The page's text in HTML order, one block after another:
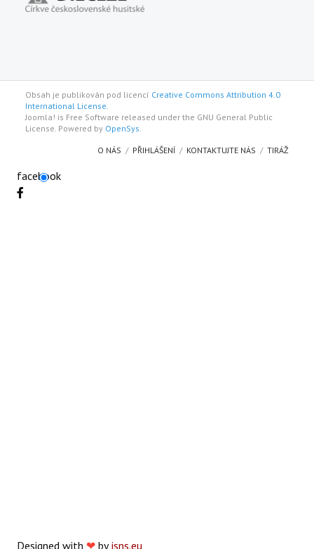
Obsah je publikován pod licencí Creative Commons Attribution 4.0
International License.
Joomla! is Free Software released under the GNU General Public
License. Powered by OpenSys
O NÁS PŘIHLÁŠENÍ KONTAKTUJTE NÁS TIRÁŽ
facebook
Designed with ❤ byjsns.eu